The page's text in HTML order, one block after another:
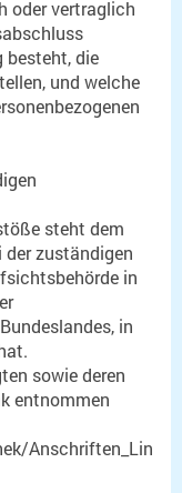
oder vertraglich
besteht, die
und welche
steht dem
der zuständigen
in
in
sowie deren
entnommen
Anschriften_Lin